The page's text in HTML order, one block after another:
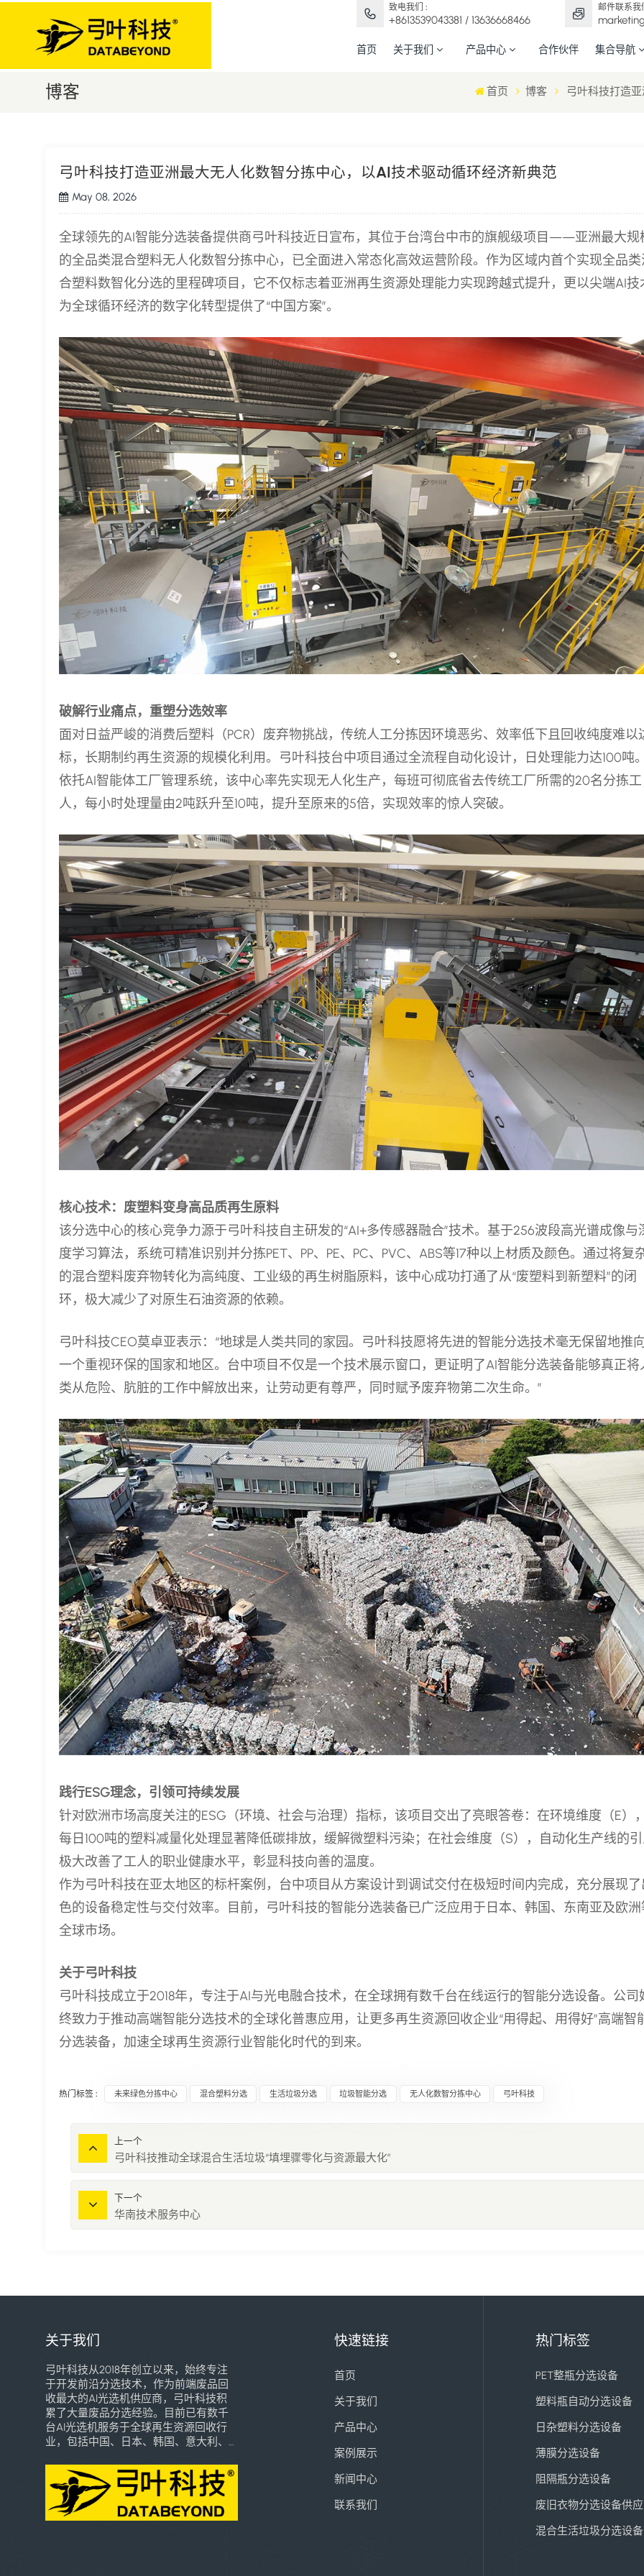
致电我们 :
+8613539043381 / 13636668466
邮件联系我
首页 关于我们 产品中心 合作伙伴 集合导航
博客 首页 博客 弓叶科技打造
弓叶科技打造亚洲最大无人化数智分拣中心，以AI技术驱动循环经济新典范
May 08, 2026
全球领先的AI智能分选装备提供商弓叶科技近日宣布，其位于台湾台中市的旗舰级项目——亚洲最大规
的全品类混合塑料无人化数智分拣中心，已全面进入常态化高效运营阶段。作为区域内首个实现全品
合塑料数智化分选的里程碑项目，它不仅标志着亚洲再生资源处理能力实现跨越式提升，更以尖端AI技
为全球循环经济的数字化转型提供了“中国方案”。
破解行业痛点，重塑分选效率
面对日益严峻的消费后塑料（PCR）废弃物挑战，传统人工分拣因环境恶劣、效率低下且回收纯度难以
标，长期制约再生资源的规模化利用。弓叶科技台中项目通过全流程自动化设计，日处理能力达100吨
依托AI智能体工厂管理系统，该中心率先实现无人化生产，每班可彻底省去传统工厂所需的20名分拣工
人，每小时处理量由2吨跃升至10吨，提升至原来的5倍，实现效率的惊人突破。
核心技术：废塑料变身高品质再生原料
该分选中心的核心竞争力源于弓叶科技自主研发的“AI+多传感器融合”技术。基于256波段高光谱成像与
度学习算法，系统可精准识别并分拣PET、PP、PE、PC、PVC、ABS等17种以上材质及颜色。通过将复
的混合塑料废弃物转化为高纯度、工业级的再生树脂原料，该中心成功打通了从“废塑料到新塑料”的闭
环，极大减少了对原生石油资源的依赖。
弓叶科技CEO莫卓亚表示：“地球是人类共同的家园。弓叶科技愿将先进的智能分选技术毫无保留地推
一个重视环保的国家和地区。台中项目不仅是一个技术展示窗口，更证明了AI智能分选装备能够真正将
类从危险、肮脏的工作中解放出来，让劳动更有尊严，同时赋予废弃物第二次生命。”
践行ESG理念，引领可持续发展
针对欧洲市场高度关注的ESG（环境、社会与治理）指标，该项目交出了亮眼答卷：在环境维度（E）
每日100吨的塑料减量化处理显著降低碳排放，缓解微塑料污染；在社会维度（S），自动化生产线的
极大改善了工人的职业健康水平，彰显科技向善的温度。
作为弓叶科技在亚太地区的标杆案例，台中项目从方案设计到调试交付在极短时间内完成，充分展现
色的设备稳定性与交付效率。目前，弓叶科技的智能分选装备已广泛应用于日本、韩国、东南亚及欧
全球市场。
关于弓叶科技
弓叶科技成立于2018年，专注于AI与光电融合技术，在全球拥有数千台在线运行的智能分选设备。公司
终致力于推动高端智能分选技术的全球化普惠应用，让更多再生资源回收企业“用得起、用得好”高端智
分选装备，加速全球再生资源行业智能化时代的到来。
热门标签 : 未来绿色分拣中心 混合塑料分选 生活垃圾分选 垃圾智能分选 无人化数智分拣中心 弓叶科技
上一个
弓叶科技推动全球混合生活垃圾“填埋骤零化与资源最大化”
下一个
华南技术服务中心
关于我们
弓叶科技从2018年创立以来，始终专注
于开发前沿分选技术，作为前端废品回
收最大的AI光选机供应商，弓叶科技积
累了大量废品分选经验。目前已有数千
台AI光选机服务于全球再生资源回收行
业，包括中国、日本、韩国、意大利、
达、乌兹别克斯坦等多个国家和地区，
深受用户喜爱。我们将致力于用自己的
专业知识和技术创新，引领全球高端智
能分选技术的普惠化应用，加速全球再
快速链接
首页
关于我们
产品中心
案例展示
新闻中心
联系我们
热门标签
PET整瓶分选设备
塑料瓶自动分选设备
日杂塑料分选设备
薄膜分选设备
阻隔瓶分选设备
废旧衣物分选设备供
混合生活垃圾分选设备